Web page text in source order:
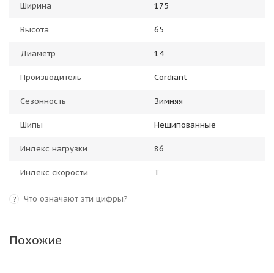
Ширина 175
Высота 65
Диаметр 14
Производитель Cordiant
Сезонность Зимняя
Шипы Нешипованные
Индекс нагрузки 86
Индекс скорости T
? Что означают эти цифры?
Похожие